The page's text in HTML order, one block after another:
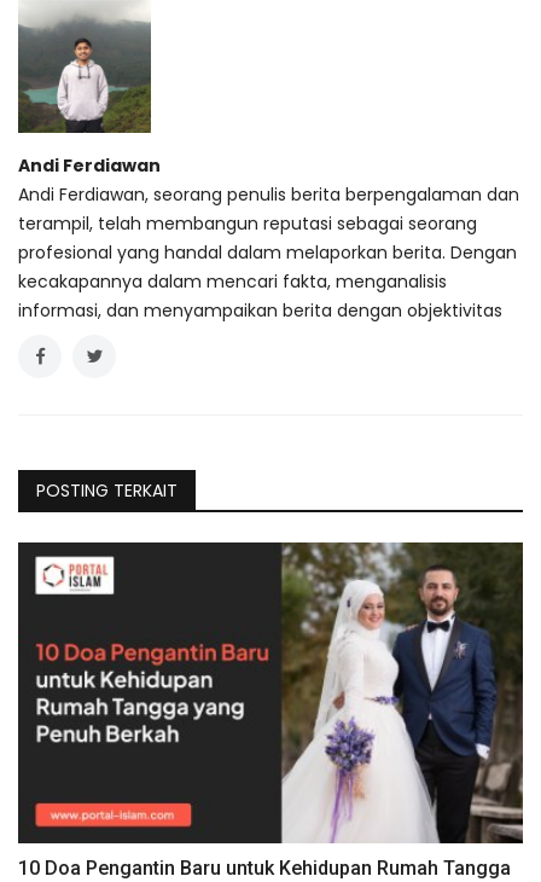
Andi Ferdiawan
Andi Ferdiawan, seorang penulis berita berpengalaman dan
terampil, telah membangun reputasi sebagai seorang
profesional yang handal dalam melaporkan berita. Dengan
kecakapannya dalam mencari fakta, menganalisis
informasi, dan menyampaikan berita dengan objektivitas
POSTING TERKAIT
10 Doa Pengantin Baru untuk Kehidupan Rumah Tangga